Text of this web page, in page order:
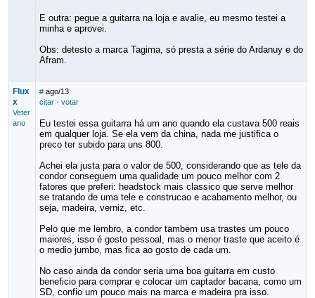
E outra: pegue a guitarra na loja e avalie, eu mesmo testei a
minha e aprovei.
Obs: detesto a marca Tagima, só presta a série do Ardanuy e do
Afram.
Flux
x
Veter
ano
# ago/13
citar· votar
Eu testei essa guitarra há um ano quando ela custava 500 reais
em qualquer loja. Se ela vem da china, nada me justifica o
preco ter subido para uns 800.
Achei ela justa para o valor de 500, considerando que as tele da
condor conseguem uma qualidade um pouco melhor com 2
fatores que preferi: headstock mais classico que serve melhor
se tratando de uma tele e construcao e acabamento melhor, ou
seja, madeira, verniz, etc.
Pelo que me lembro, a condor tambem usa trastes um pouco
maiores, isso é gosto pessoal, mas o menor traste que aceito é
o medio jumbo, mas fica ao gosto de cada um.
No caso ainda da condor seria uma boa guitarra em custo
beneficio para comprar e colocar um captador bacana, como um
SD, confio um pouco mais na marca e madeira pra isso.